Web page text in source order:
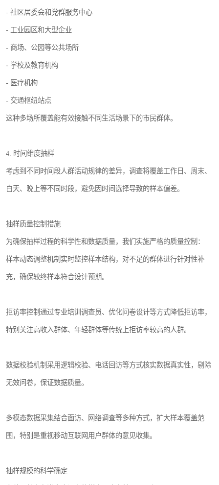
- 社区居委会和党群服务中心
- 工业园区和大型企业
- 商场、公园等公共场所
- 学校及教育机构
- 医疗机构
- 交通枢纽站点
这种多场所覆盖能有效接触不同生活场景下的市民群体。
4. 时间维度抽样
考虑到不同时间段人群活动规律的差异，调查将覆盖工作日、周末、
白天、晚上等不同时段，避免因时间选择导致的样本偏差。
抽样质量控制措施
为确保抽样过程的科学性和数据质量，我们实施严格的质量控制：
样本动态调整机制实时监控样本结构，对不足的群体进行针对性补
充，确保较终样本符合设计预期。
拒访率控制通过专业培训调查员、优化问卷设计等方式降低拒访率，
特别关注高收入群体、年轻群体等传统上拒访率较高的人群。
数据校验机制采用逻辑校验、电话回访等方式核实数据真实性，剔除
无效问卷，保证数据质量。
多模态数据采集结合面访、网络调查等多种方式，扩大样本覆盖范
围，特别是重视移动互联网用户群体的意见收集。
抽样规模的科学确定